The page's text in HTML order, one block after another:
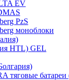
EV
PzS
моноблоки
HTL) GEL
тяговые